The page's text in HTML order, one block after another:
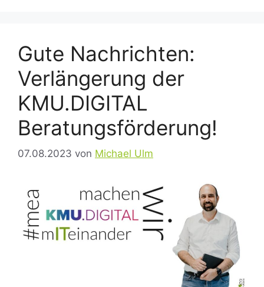
Gute Nachrichten:
Verlängerung der
KMU.DIGITAL
Beratungsförderung!
07.08.2023 von Michael Ulm